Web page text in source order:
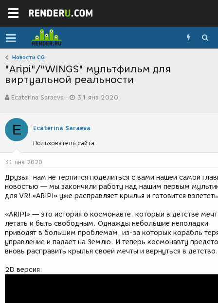
Новости CG
"Aripi"/"WINGS" мультфильм для
виртуальной реальности
в
о
р
т
е
м
ы
Ecaterina Saraeva
а
с
з
д
и
я
31 янв 2020
E Ecaterina Saraeva
Пользователь сайта
31 янв 2020
Друзья, нам не терпится поделиться с вами нашей самой
новостью — мы закончили работу над нашим первым
для VR! «ARIPI» уже расправляет крылья и готовится
«ARIPI» — это история о космонавте, который в детстве
летать и быть свободным. Однажды небольшие неполадки
приводят в большим проблемам, из-за которых корабль
управление и падает на Землю. И теперь космонавту
вновь расправить крылья своей мечты и вернуться в детство.
2D версия: